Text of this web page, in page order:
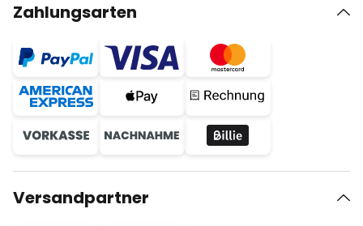
Zahlungsarten
Versandpartner